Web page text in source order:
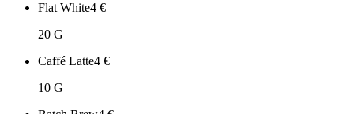
Flat White4 €
20 G
Caffé Latte4 €
10 G